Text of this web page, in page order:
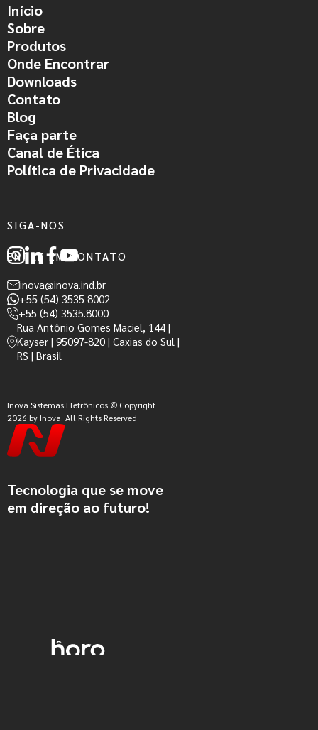
Tecnologia que se move
em direção ao futuro!
ENTRE EM CONTATO
inova@inova.ind.br
+55 (54) 3535 8002
+55 (54) 3535.8000
Rua Antônio Gomes Maciel, 144 |
Kayser | 95097-820 | Caxias do Sul |
RS | Brasil
Inova Sistemas Eletrônicos © Copyright
2026 by Inova. All Rights Reserved
Início
Sobre
Produtos
Onde Encontrar
Downloads
Contato
Blog
Faça parte
Canal de Ética
Política de Privacidade
SIGA-NOS